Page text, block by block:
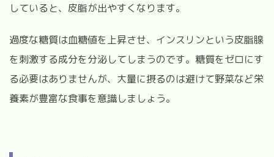
していると、皮脂が出やすくなります。
過度な糖質は血糖値を上昇させ、インスリンという皮脂腺
を刺激する成分を分泌してしまうのです。糖質をゼロにす
る必要はありませんが、大量に摂るのは避けて野菜など栄
養素が豊富な食事を意識しましょう。